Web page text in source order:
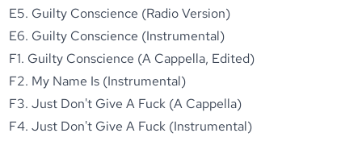
E5. Guilty Conscience (Radio Version)
E6. Guilty Conscience (Instrumental)
F1. Guilty Conscience (A Cappella, Edited)
F2. My Name Is (Instrumental)
F3. Just Don't Give A Fuck (A Cappella)
F4. Just Don't Give A Fuck (Instrumental)